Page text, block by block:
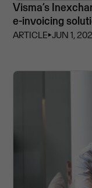
Visma’s
e-invoicing
ARTICLE⏵JUN 1,